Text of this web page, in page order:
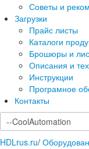
Советы и
Загрузки
Прайс листы
Каталоги
Брошюры и
Описания и
Инструкции
Програмное
Контакты
HDLrus.ru/